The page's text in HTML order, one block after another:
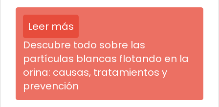
Leer más
Descubre todo sobre las
partículas blancas flotando en la
orina: causas, tratamientos y
prevención